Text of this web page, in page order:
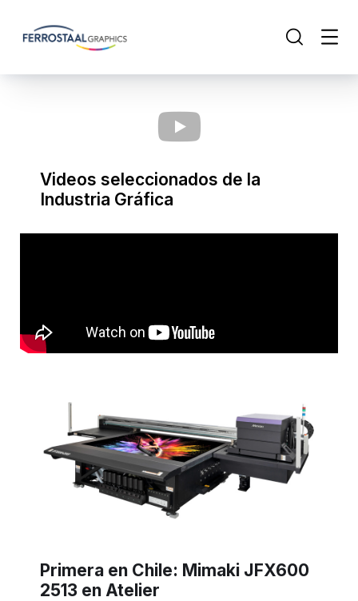
Videos seleccionados de la
Industria Gráfica
Primera en Chile: Mimaki JFX600
2513 en Atelier